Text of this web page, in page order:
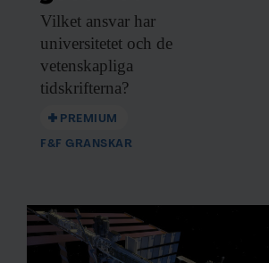
Vilket ansvar har
universitetet och de
vetenskapliga
tidskrifterna?
PREMIUM
F&F GRANSKAR